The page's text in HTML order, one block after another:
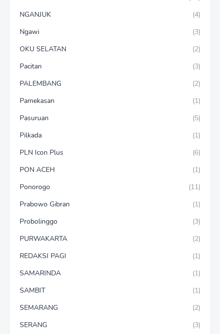
NGANJUK
(4)
Ngawi
(3)
OKU SELATAN
(2)
Pacitan
(3)
PALEMBANG
(2)
Pamekasan
(1)
Pasuruan
(5)
Pilkada
(1)
PLN Icon Plus
(6)
PON ACEH
(1)
Ponorogo
(11)
Prabowo Gibran
(1)
Probolinggo
(3)
PURWAKARTA
(2)
REDAKSI PAGI
(1)
SAMARINDA
(1)
SAMBIT
(1)
SEMARANG
(2)
SERANG
(3)